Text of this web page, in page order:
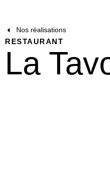
Nos réalisations
RESTAURANT
La